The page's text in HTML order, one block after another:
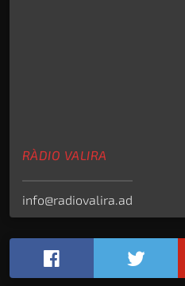
RÀDIO VALIRA
info@radiovalira.ad